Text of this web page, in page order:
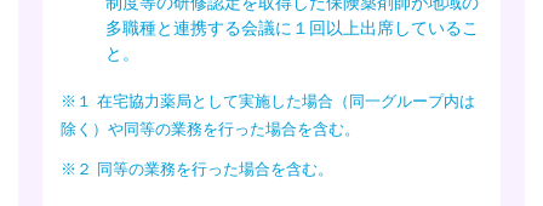
多職種と連携する会議に１回以上出席しているこ
と。
※１ 在宅協力薬局として実施した場合（同一グループ内は
除く）や同等の業務を行った場合を含む。
※２ 同等の業務を行った場合を含む。